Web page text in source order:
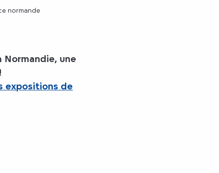
normande
une
expositions de